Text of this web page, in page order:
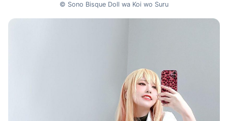
© Sono Bisque Doll wa Koi wo Suru